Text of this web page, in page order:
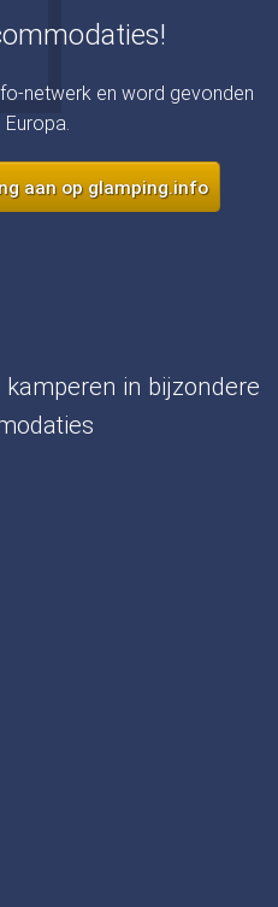
netwerk en word gevonden
Europa.
aan op glamping.info
in bijzondere